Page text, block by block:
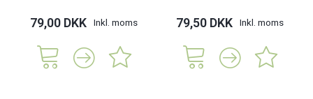
79,00 DKK Inkl. moms 79,50 DKK Inkl. moms